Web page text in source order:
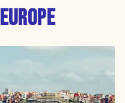
EUROPE